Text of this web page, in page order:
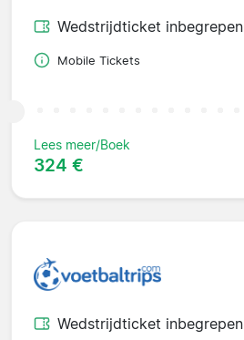
Wedstrijdticket inbegrepen
Mobile Tickets
Lees meer/Boek
324 €
Wedstrijdticket inbegrepen